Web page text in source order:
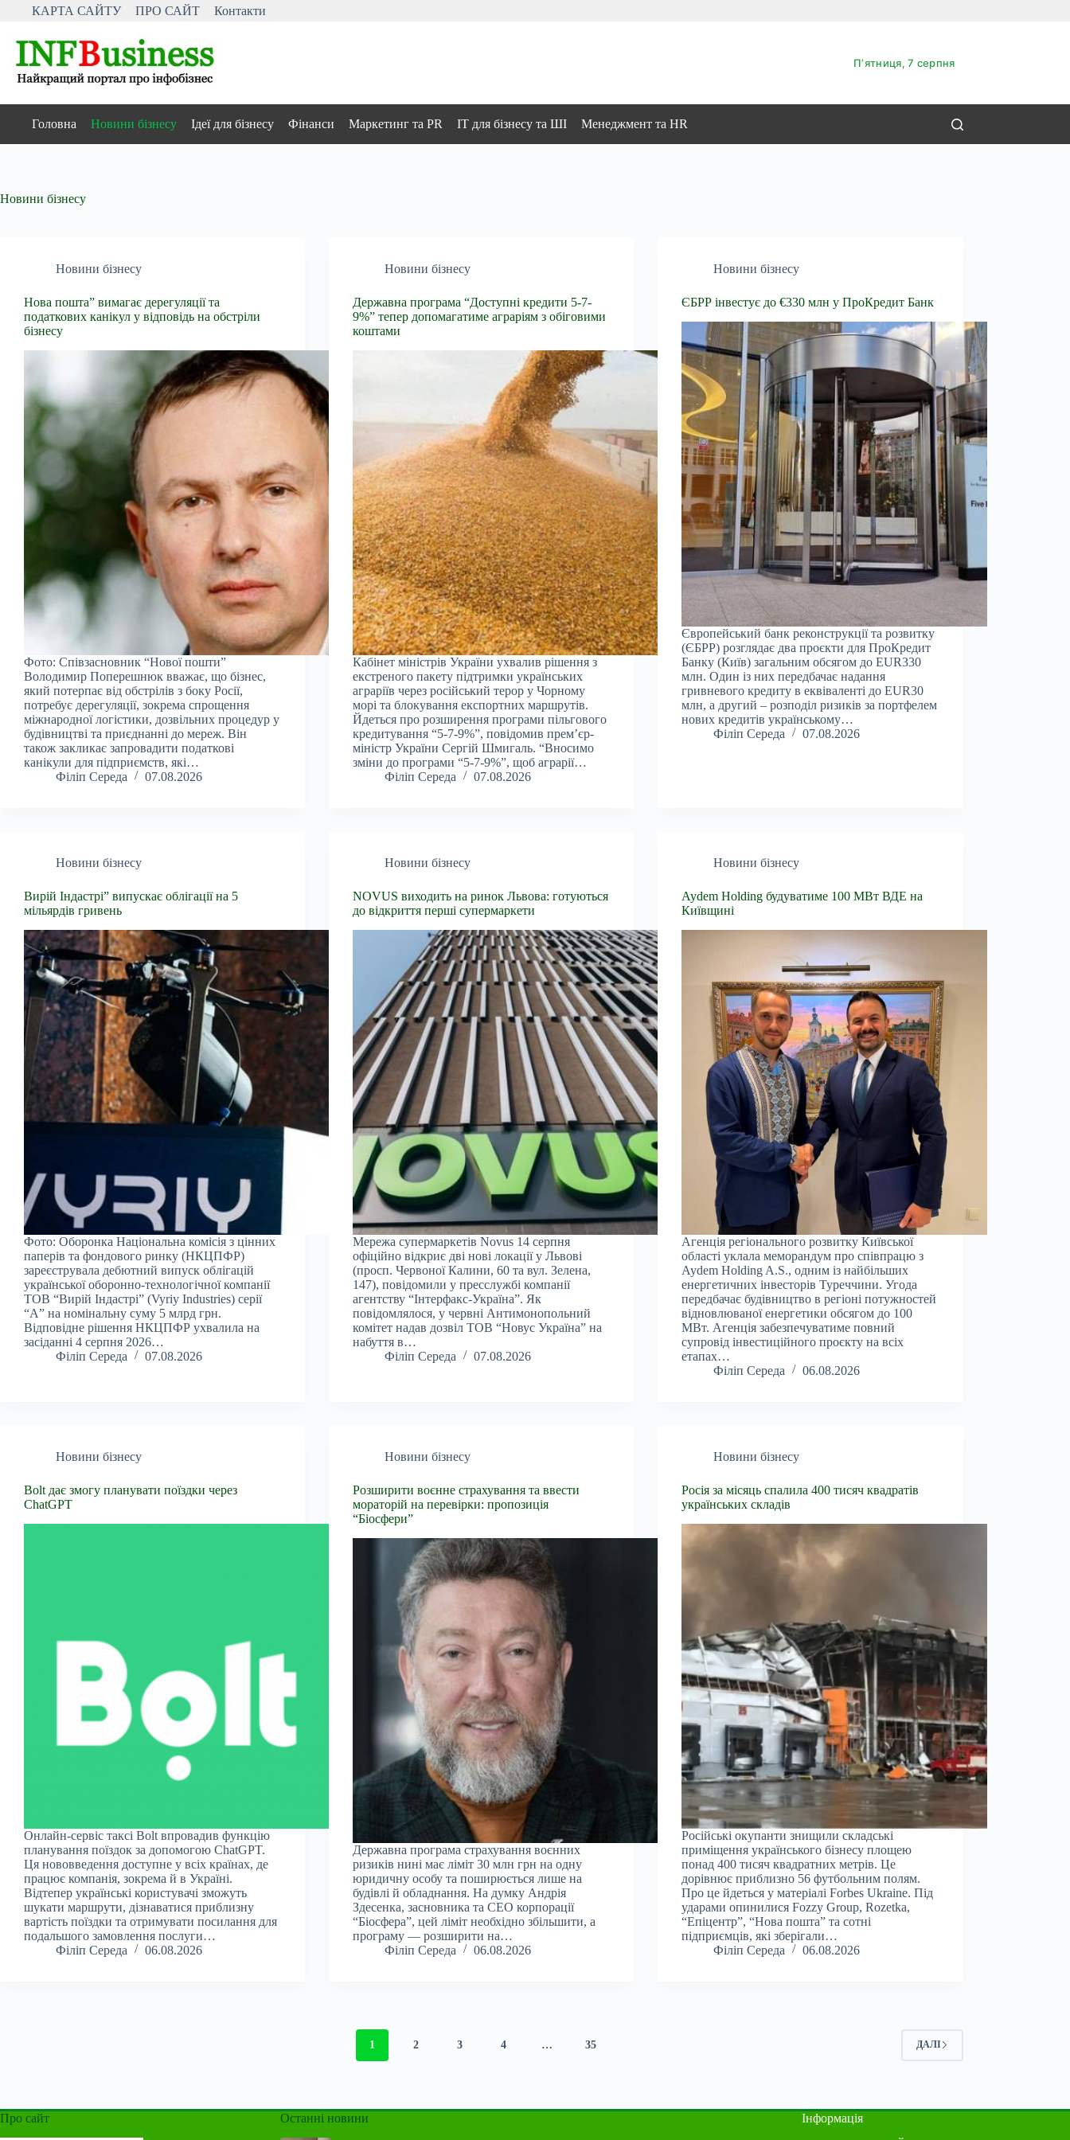
ПерейтиКАРТА САЙТУ ПРО САЙТ Контакти
Пʼятниця, 7 серпня
Головна Новини бізнесу Ідеї для бізнесу Фінанси Маркетинг та PR IT для бізнесу та ШІ Менеджмент та HR
Новини бізнесу
Новини бізнесу
Нова пошта” вимагає дерегуляції та
податкових канікул у відповідь на обстріли
бізнесу
Фото: Співзасновник “Нової пошти”
Володимир Поперешнюк вважає, що бізнес,
який потерпає від обстрілів з боку Росії,
потребує дерегуляції, зокрема спрощення
міжнародної логістики, дозвільних процедур у
будівництві та приєднанні до мереж. Він
також закликає запровадити податкові
канікули для підприємств, які…
Філіп Середа
07.08.2026
Новини бізнесу
Державна програма “Доступні кредити 5-7-
9%” тепер допомагатиме аграріям з обіговими
коштами
Кабінет міністрів України ухвалив рішення з
екстреного пакету підтримки українських
аграріїв через російський терор у Чорному
морі та блокування експортних маршрутів.
Йдеться про розширення програми пільгового
кредитування “5-7-9%”, повідомив прем’єр-
міністр України Сергій Шмигаль. “Вносимо
зміни до програми “5-7-9%”, щоб аграрії…
Філіп Середа
07.08.2026
Новини бізнесу
ЄБРР інвестує до €330 млн у ПроКредит Банк
Європейський банк реконструкції та розвитку
(ЄБРР) розглядає два проєкти для ПроКредит
Банку (Київ) загальним обсягом до EUR330
млн. Один із них передбачає надання
гривневого кредиту в еквіваленті до EUR30
млн, а другий – розподіл ризиків за портфелем
нових кредитів українському…
Філіп Середа
07.08.2026
Новини бізнесу
Вирій Індастрі” випускає облігації на 5
мільярдів гривень
Фото: Оборонка Національна комісія з цінних
паперів та фондового ринку (НКЦПФР)
зареєструвала дебютний випуск облігацій
української оборонно-технологічної компанії
ТОВ “Вирій Індастрі” (Vyriy Industries) серії
“А” на номінальну суму 5 млрд грн.
Відповідне рішення НКЦПФР ухвалила на
засіданні 4 серпня 2026…
Філіп Середа
07.08.2026
Новини бізнесу
NOVUS виходить на ринок Львова: готуються
до відкриття перші супермаркети
Мережа супермаркетів Novus 14 серпня
офіційно відкриє дві нові локації у Львові
(просп. Червоної Калини, 60 та вул. Зелена,
147), повідомили у пресслужбі компанії
агентству “Інтерфакс-Україна”. Як
повідомлялося, у червні Антимонопольний
комітет надав дозвіл ТОВ “Новус Україна” на
набуття в…
Філіп Середа
07.08.2026
Новини бізнесу
Aydem Holding будуватиме 100 МВт ВДЕ на
Київщині
Агенція регіонального розвитку Київської
області уклала меморандум про співпрацю з
Aydem Holding A.S., одним із найбільших
енергетичних інвесторів Туреччини. Угода
передбачає будівництво в регіоні потужностей
відновлюваної енергетики обсягом до 100
МВт. Агенція забезпечуватиме повний
супровід інвестиційного проєкту на всіх
етапах…
Філіп Середа
06.08.2026
Новини бізнесу
Bolt дає змогу планувати поїздки через
ChatGPT
Онлайн-сервіс таксі Bolt впровадив функцію
планування поїздок за допомогою ChatGPT.
Ця нововведення доступне у всіх країнах, де
працює компанія, зокрема й в Україні.
Відтепер українські користувачі зможуть
шукати маршрути, дізнаватися приблизну
вартість поїздки та отримувати посилання для
подальшого замовлення послуги…
Філіп Середа
06.08.2026
Новини бізнесу
Розширити воєнне страхування та ввести
мораторій на перевірки: пропозиція
“Біосфери”
Державна програма страхування воєнних
ризиків нині має ліміт 30 млн грн на одну
юридичну особу та поширюється лише на
будівлі й обладнання. На думку Андрія
Здесенка, засновника та CEO корпорації
“Біосфера”, цей ліміт необхідно збільшити, а
програму — розширити на…
Філіп Середа
06.08.2026
Новини бізнесу
Росія за місяць спалила 400 тисяч квадратів
українських складів
Російські окупанти знищили складські
приміщення українського бізнесу площею
понад 400 тисяч квадратних метрів. Це
дорівнює приблизно 56 футбольним полям.
Про це йдеться у матеріалі Forbes Ukraine. Під
ударами опинилися Fozzy Group, Rozetka,
“Епіцентр”, “Нова пошта” та сотні
підприємців, які зберігали…
Філіп Середа
06.08.2026
1 2 3 4 … 35 ДАЛІ
Про сайт Останні новини
Інформація